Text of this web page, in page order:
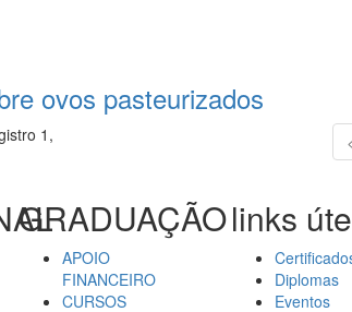
ovos pasteurizados
1,
GRADUAÇÃO
APOIO
FINANCEIRO
CURSOS
links
Diplomas
Eventos